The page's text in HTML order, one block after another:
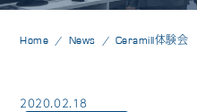
Philosophy 朝日の想い
歯科用X線製品
Home News Ceramill体験会
2020.02.18